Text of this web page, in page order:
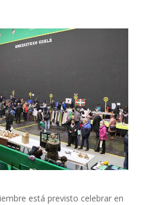
está previsto celebrar en